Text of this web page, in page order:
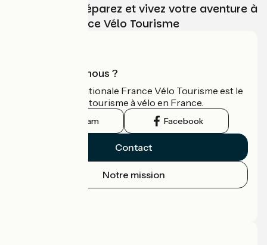
Choisissez, préparez et vivez votre aventure à
vélo avec France Vélo Tourisme
Qui sommes-nous ?
L'association nationale France Vélo Tourisme est le
guide officiel du tourisme à vélo en France.
Instagram Facebook
Contact
Notre mission